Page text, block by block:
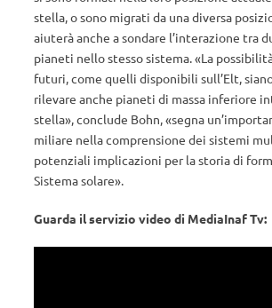
stella, o sono migrati da una diversa
aiuterà anche a sondare l’interazione tra
pianeti nello stesso sistema. «La
futuri, come quelli disponibili sull’Elt,
rilevare anche pianeti di massa inferiore
stella», conclude Bohn, «segna
miliare nella comprensione dei sistemi
potenziali implicazioni per la storia di
Sistema solare».
Guarda il servizio video di MediaInaf Tv: